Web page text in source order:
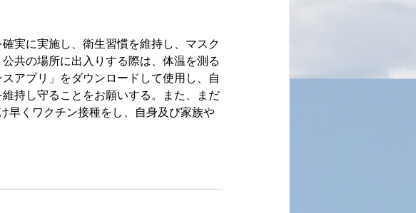
実に実施し、衛生習慣を維持し、マスク
共の場所に出入りする際は、体温を測る
アプリ」をダウンロードして使用し、自
持し守ることをお願いする。また、まだ
早くワクチン接種をし、自身及び家族や